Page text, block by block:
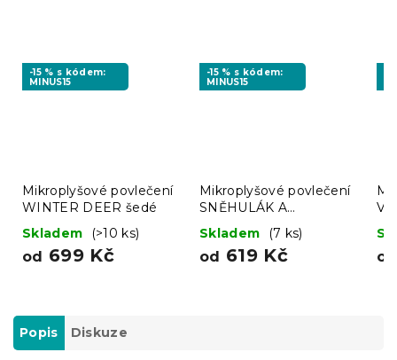
-15 % s kódem:
MINUS15
Mikroplyšové povlečení
WINTER DEER šedé
Skladem
(>10 ks)
od 699 Kč
-15 % s kódem:
MINUS15
Mikroplyšové povlečení
SNĚHULÁK A
PERNÍČEK zelené
Skladem (7 ks)
od 619 Kč od
Popis Diskuze